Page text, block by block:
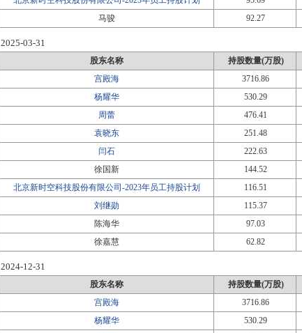
马骏 92.27
2025-03-31
股东名称 持股数量(万股)
宫殿海 3716.86
杨耀华 530.29
周蕾 476.41
袁晓东 251.48
闫石 222.63
徐国新 144.52
北京新时空科技股份有限公司-2023年员工持股计划 116.51
刘继勋 115.37
陈海华 97.03
徐嘉慧 62.82
2024-12-31
股东名称 持股数量(万股)
宫殿海 3716.86
杨耀华 530.29